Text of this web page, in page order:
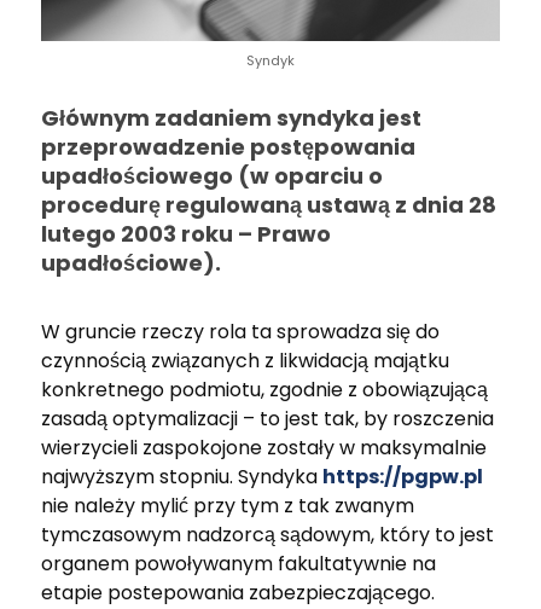
Syndyk
Głównym zadaniem syndyka jest
przeprowadzenie postępowania
upadłościowego (w oparciu o
procedurę regulowaną ustawą z dnia 28
lutego 2003 roku – Prawo
upadłościowe).
W gruncie rzeczy rola ta sprowadza się do
czynnością związanych z likwidacją majątku
konkretnego podmiotu, zgodnie z obowiązującą
zasadą optymalizacji – to jest tak, by roszczenia
wierzycieli zaspokojone zostały w maksymalnie
najwyższym stopniu. Syndyka https://pgpw.pl
nie należy mylić przy tym z tak zwanym
tymczasowym nadzorcą sądowym, który to jest
organem powoływanym fakultatywnie na
etapie postepowania zabezpieczającego.